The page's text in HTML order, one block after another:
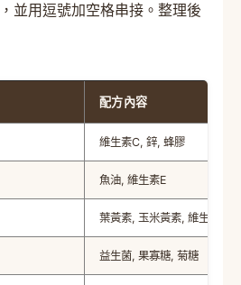
並用逗號加空格串接。整理後
配方內容
維生素C, 鋅, 蜂膠
魚油, 維生素E
葉黃素, 玉米黃素, 維生素A
益生菌, 果寡糖, 菊糖